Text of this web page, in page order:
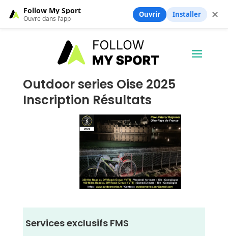
Outdoor series Oise 2025
Inscription Résultats
Services exclusifs FMS
Follow My Sport
Ouvre dans l’app Ouvrir Installer ✕